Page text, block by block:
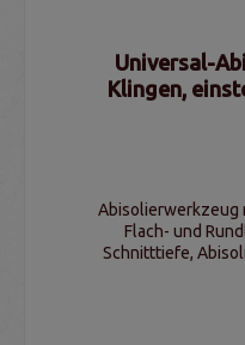
Universal-
Klingen,
Abisolierwerkzeug
Flach- und
Schnitttiefe,